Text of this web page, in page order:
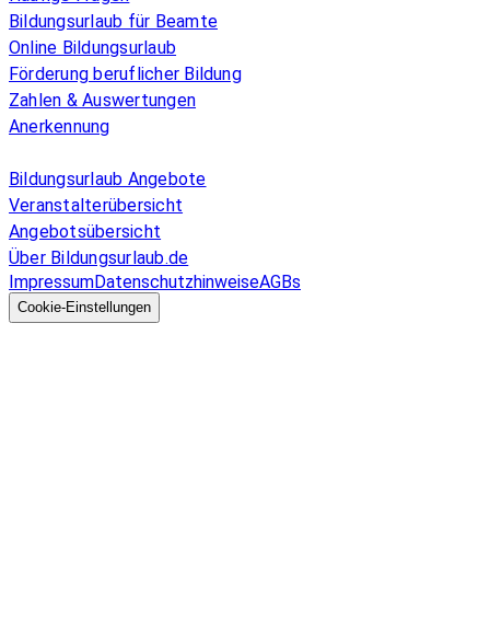
Bildungsurlaub für Beamte
Online Bildungsurlaub
Förderung beruflicher Bildung
Zahlen & Auswertungen
Anerkennung
Bildungsurlaub Angebote
Veranstalterübersicht
Angebotsübersicht
Über Bildungsurlaub.de
ImpressumDatenschutzhinweiseAGBs
Cookie-Einstellungen